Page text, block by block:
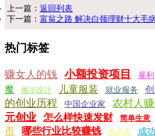
上一篇：返回列表
下一篇：富翁之路 解决白领理财十大毛
热门标签
赚女人的钱 小额投资项目 暴利
魔
展示设计 儿童服装 就业服务
的创业历程
中国企业家 农村人
元创业
怎么样快速发财 简单生意
市
哪些行业比较赚钱 南京市 成